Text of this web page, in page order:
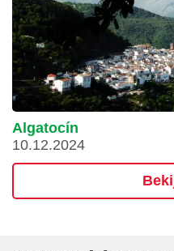
Algatocín
10.12.2024